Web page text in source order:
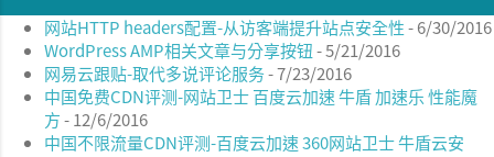
cd fcitx5-mcbopomofo mkdir -p build cd
build cmake ../ -
DCMAKE_INSTALL_PREFIX=/usr -
DCMAKE_BUILD_TYPE=Release make sudo
make install 更新fcitx5圖示： sudo update-
网站HTTP headers配置-从访客端提升站点安全性- 6/30/2016
WordPress AMP相关文章与分享按钮- 5/21/2016
网易云跟贴-取代多说评论服务- 7/23/2016
中国免费CDN评测-网站卫士 百度云加速 牛盾 加速乐 性能魔
方- 12/6/2016
中国不限流量CDN评测-百度云加速 360网站卫士 牛盾云安